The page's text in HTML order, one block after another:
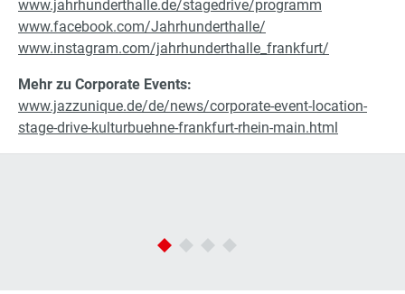
www.jahrhunderthalle.de/stagedrive/programm
www.facebook.com/Jahrhunderthalle/
www.instagram.com/jahrhunderthalle_frankfurt/
Mehr zu Corporate Events:
www.jazzunique.de/de/news/corporate-event-location-
stage-drive-kulturbuehne-frankfurt-rhein-main.html